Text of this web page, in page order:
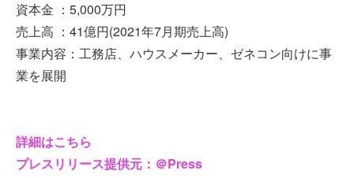
資本金 ：5,000万円
売上高 ：41億円(2021年7月期売上高)
事業内容：工務店、ハウスメーカー、ゼネコン向けに事
業を展開
詳細はこちら
プレスリリース提供元：＠Press